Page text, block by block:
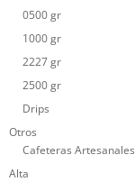
0500 gr
1000 gr
2227 gr
2500 gr
Drips
Otros
Cafeteras Artesanales
Alta